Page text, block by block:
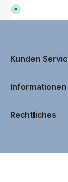
Ersatzteil
S
o
f
r
f
b
a
i
e
g
Kunden
Informationen
Rechtliches